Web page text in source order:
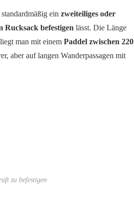
ein zweiteiliges oder
Rucksack befestigen lässt. Die Länge
man mit einem Paddel zwischen 220
aber auf langen Wanderpassagen mit
zu befestigen